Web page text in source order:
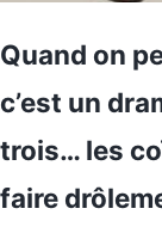
Quand on
c’est un
trois… les
faire